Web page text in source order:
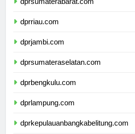
dprriau.com
dprjambi.com
dprsumateraselatan.com
dprbengkulu.com
dprlampung.com
dprkepulauanbangkabelitung.com